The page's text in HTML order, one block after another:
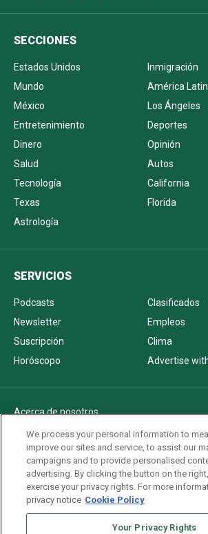
SECCIONES
Estados Unidos
Inmigración
Mundo
América
México
Los Ángeles
Entretenimiento
Deportes
Dinero
Opinión
Salud
Autos
Tecnología
California
Texas
Florida
Astrología
SERVICIOS
Podcasts
Clasificados
Newsletter
Empleos
Suscripción
Clima
Horóscopo
Advertise
Acerca de nosotros
Politica de privacidad
Pautas Editoriales
AdChoices
Advertise with us
Newsletters
We process your personal information to
improve our sites and service, to assist our
campaigns and to provide personalised
advertising. By clicking the button on the
exercise your privacy rights. For more
privacy notice Cookie Policy
Your Privacy Rights